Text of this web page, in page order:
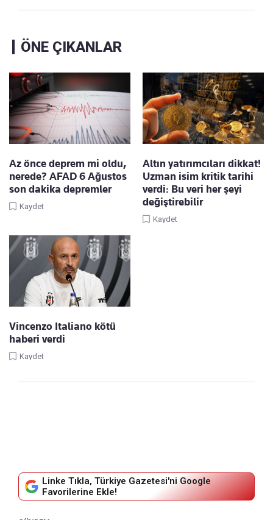
ÖNE ÇIKANLAR
Az önce deprem mi oldu,
nerede? AFAD 6 Ağustos
son dakika depremler
Kaydet
Altın yatırımcıları dikkat!
Uzman isim kritik tarihi
verdi: Bu veri her şeyi
değiştirebilir
Kaydet
Vincenzo Italiano kötü
haberi verdi
Kaydet
Linke Tıkla, Türkiye Gazetesi'ni Google
Favorilerine Ekle!